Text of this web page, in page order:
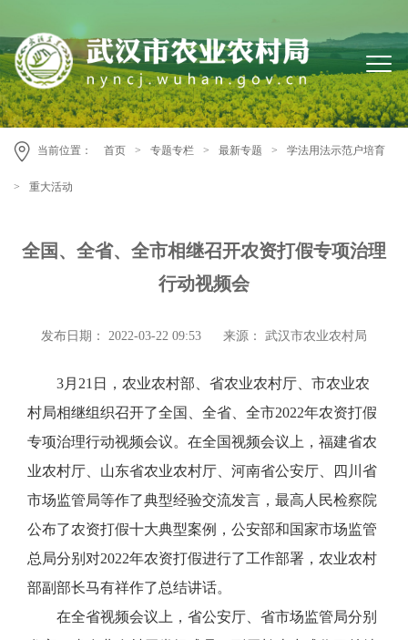
当前位置： 首页 > 专题专栏 > 最新专题 > 学法用法示范户培育
> 重大活动
全国、全省、全市相继召开农资打假专项治理
行动视频会
发布日期： 2022-03-22 09:53 来源： 武汉市农业农村局
3月21日，农业农村部、省农业农村厅、市农业农
村局相继组织召开了全国、全省、全市2022年农资打假
专项治理行动视频会议。在全国视频会议上，福建省农
业农村厅、山东省农业农村厅、河南省公安厅、四川省
市场监管局等作了典型经验交流发言，最高人民检察院
公布了农资打假十大典型案例，公安部和国家市场监管
总局分别对2022年农资打假进行了工作部署，农业农村
部副部长马有祥作了总结讲话。
在全省视频会议上，省公安厅、省市场监管局分别